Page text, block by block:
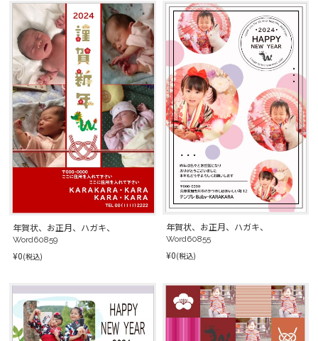
年賀状、お正月、ハガキ、
Word60859
¥0(税込)
年賀状、お正月、ハガキ、
Word60855
¥0(税込)